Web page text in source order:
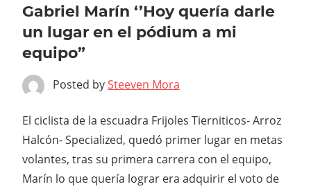
Gabriel Marín ‘’Hoy quería darle
un lugar en el pódium a mi
equipo”
Posted bySteeven Mora
El ciclista de la escuadra Frijoles Tierniticos- Arroz
Halcón- Specialized, quedó primer lugar en metas
volantes, tras su primera carrera con el equipo,
Marín lo que quería lograr era adquirir el voto de